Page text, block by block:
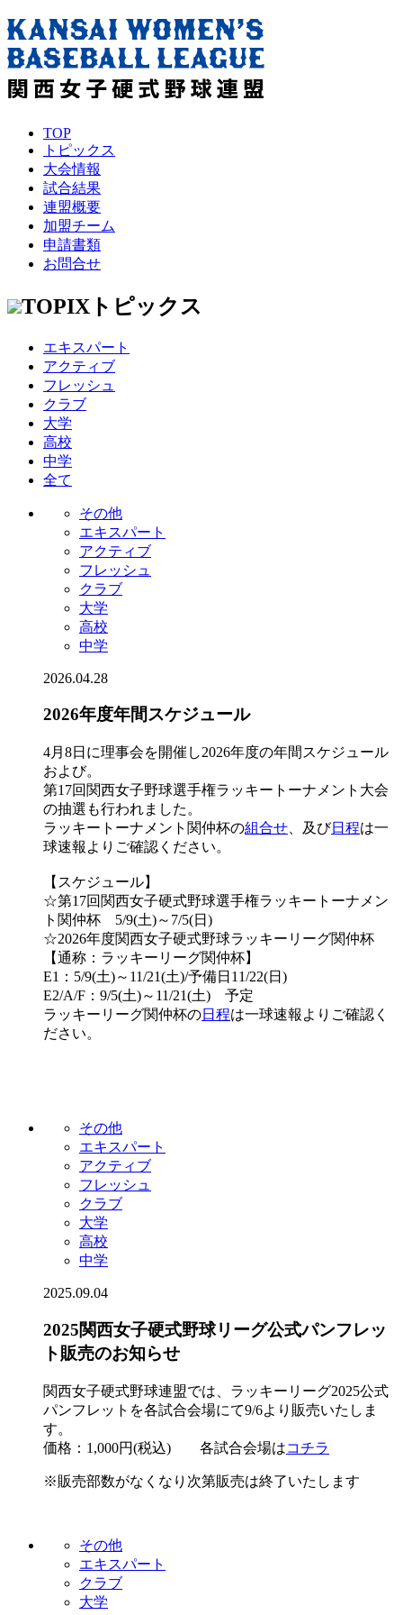
TOP
トピックス
大会情報
試合結果
連盟概要
加盟チーム
申請書類
お問合せ
TOPIX トピックス
エキスパート
アクティブ
フレッシュ
クラブ
大学
高校
中学
全て
その他
エキスパート
アクティブ
フレッシュ
クラブ
大学
高校
中学
2026.04.28
2026年度年間スケジュール
4月8日に理事会を開催し2026年度の年間スケジュール
および。
第17回関西女子野球選手権ラッキートーナメント大会
の抽選も行われました。
ラッキートーナメント関仲杯の組合せ 、及び日程は一
球速報よりご確認ください。
【スケジュール】
☆第17回関西女子硬式野球選手権ラッキートーナメン
ト関仲杯 5/9(土)～7/5(日)
☆2026年度関西女子硬式野球ラッキーリーグ関仲杯
【通称：ラッキーリーグ関仲杯】
E1：5/9(土)～11/21(土)/予備日11/22(日)
E2/A/F：9/5(土)～11/21(土) 予定
ラッキーリーグ関仲杯の日程は一球速報よりご確認く
ださい。
その他
エキスパート
アクティブ
フレッシュ
クラブ
大学
高校
中学
2025.09.04
2025関西女子硬式野球リーグ公式パンフレッ
ト販売のお知らせ
関西女子硬式野球連盟では、ラッキーリーグ2025公式
パンフレットを各試合会場にて9/6より販売いたしま
す。
価格：1,000円(税込) 各試合会場はコチラ
※販売部数がなくなり次第販売は終了いたします
その他
エキスパート
クラブ
大学